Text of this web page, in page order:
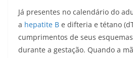
Já presentes no calendário do
a hepatite B e difteria e tétano
cumprimentos de seus
durante a gestação. Quando a